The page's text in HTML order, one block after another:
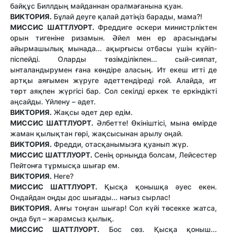
байқұс Биллдың майданнан оралмағанына қуан.
ВИКТОРИЯ. Бұлай деуге қалай дәтіңіз барады, мама?!
МИССИС ШАТТЛУОРТ.Фреддиге әскери министрліктен
орын тигеніне ризамын. Әйел мен ер арасындағы
айырмашылық мынада... ақырғысы отбасы үшін күйіп-
піспейді. Оларды төзімділікпен... сый-сияпат,
ынталандырумен ғана көндіре аласың. Ит екеш итті де
артқы аяғымен жүруге әдеттендіреді ғой. Алайда, ит
төрт аяқпен жүргісі бар. Сол секілді еркек те еркіндікті
аңсайды. Үйлену – әдет.
ВИКТОРИЯ. Жақсы әдет дер едім.
МИССИС ШАТТЛУОРТ. Әлбетте! Өкініштісі, мына өмірде
жаман қылықтан гөрі, жақсысынан арылу оңай.
ВИКТОРИЯ. Фредди, отасқанымызға қуанып жүр.
МИССИС ШАТТЛУОРТ. Сенің орныңда болсам, Лейсестер
Пейтонға тұрмысқа шығар ем.
ВИКТОРИЯ. Неге?
МИССИС ШАТТЛУОРТ. Қысқа қонышқа әуес екен.
Ондайдан оңды дос шығады... нағыз сырлас!
ВИКТОРИЯ. Аяғы тоңған шығар! Сол күйі төсекке жатса,
онда бұл – жарамсыз қылық.
МИССИС ШАТТЛУОРТ. Бос сөз. Қысқа қоныш...